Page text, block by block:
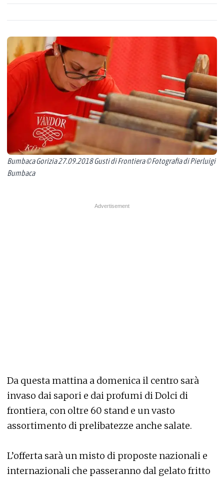
Bumbaca Gorizia 27.09.2018 Gusti di Frontiera © Fotografia di Pierluigi
Bumbaca
Da questa mattina a domenica il centro sarà
invaso dai sapori e dai profumi di Dolci di
frontiera, con oltre 60 stand e un vasto
assortimento di prelibatezze anche salate.
L’offerta sarà un misto di proposte nazionali e
internazionali che passeranno dal gelato fritto